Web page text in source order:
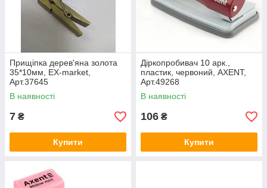
Прищіпка дерев'яна золота
35*10мм, EX-market,
Арт.37645
В наявності
7 ₴
Купити
Діркопробивач 10 арк.,
пластик, червоний, AXENT,
Арт.49268
В наявності
106 ₴
Купити